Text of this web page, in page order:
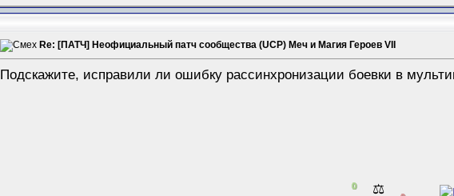
Re: [ПАТЧ] Неофициальный патч сообщества (UCP) Меч и Магия Героев VII
Подскажите, исправили ли ошибку рассинхронизации боевки в
0 ⚖️